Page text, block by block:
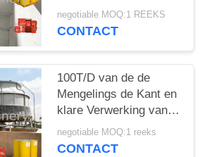
Automatisch
Tomatenpuree
negotiable MOQ:1 REEKS
CONTACT
100T/D van de de
Mengelings de Kant en
klare Verwerking van
de tomatenketchup
Dienst van het de
negotiable MOQ:1 reeks
CONTACT